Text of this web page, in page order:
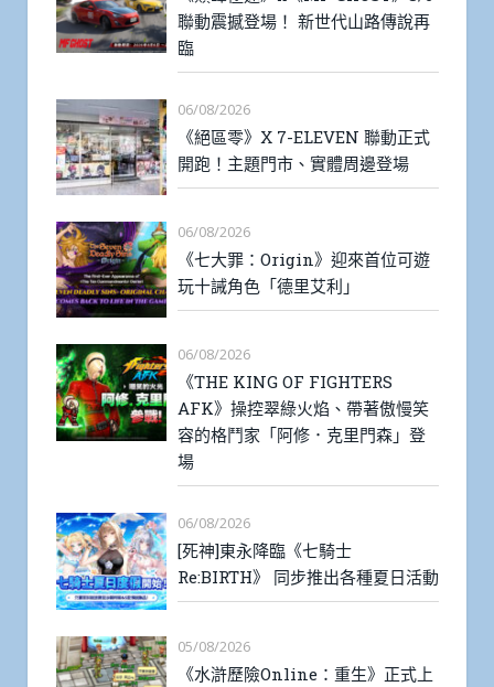
聯動震撼登場！ 新世代山路傳說再
臨
06/08/2026
《絕區零》X 7-ELEVEN 聯動正式
開跑！主題門市、實體周邊登場
06/08/2026
《七大罪：Origin》迎來首位可遊
玩十誡角色「德里艾利」
06/08/2026
《THE KING OF FIGHTERS
AFK》操控翠綠火焰、帶著傲慢笑
容的格鬥家「阿修．克里門森」登
場
06/08/2026
[死神]東永降臨《七騎士
Re:BIRTH》 同步推出各種夏日活動
05/08/2026
《水滸歷險Online：重生》正式上